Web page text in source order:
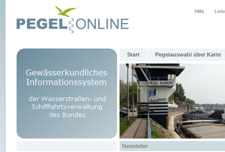
Hilfe
Start Pegelauswahl über Karte
Newsletter